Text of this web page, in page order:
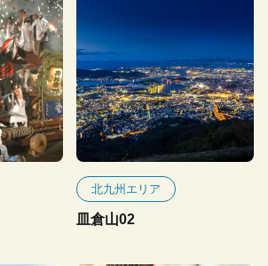
北九州エリア
皿倉山02